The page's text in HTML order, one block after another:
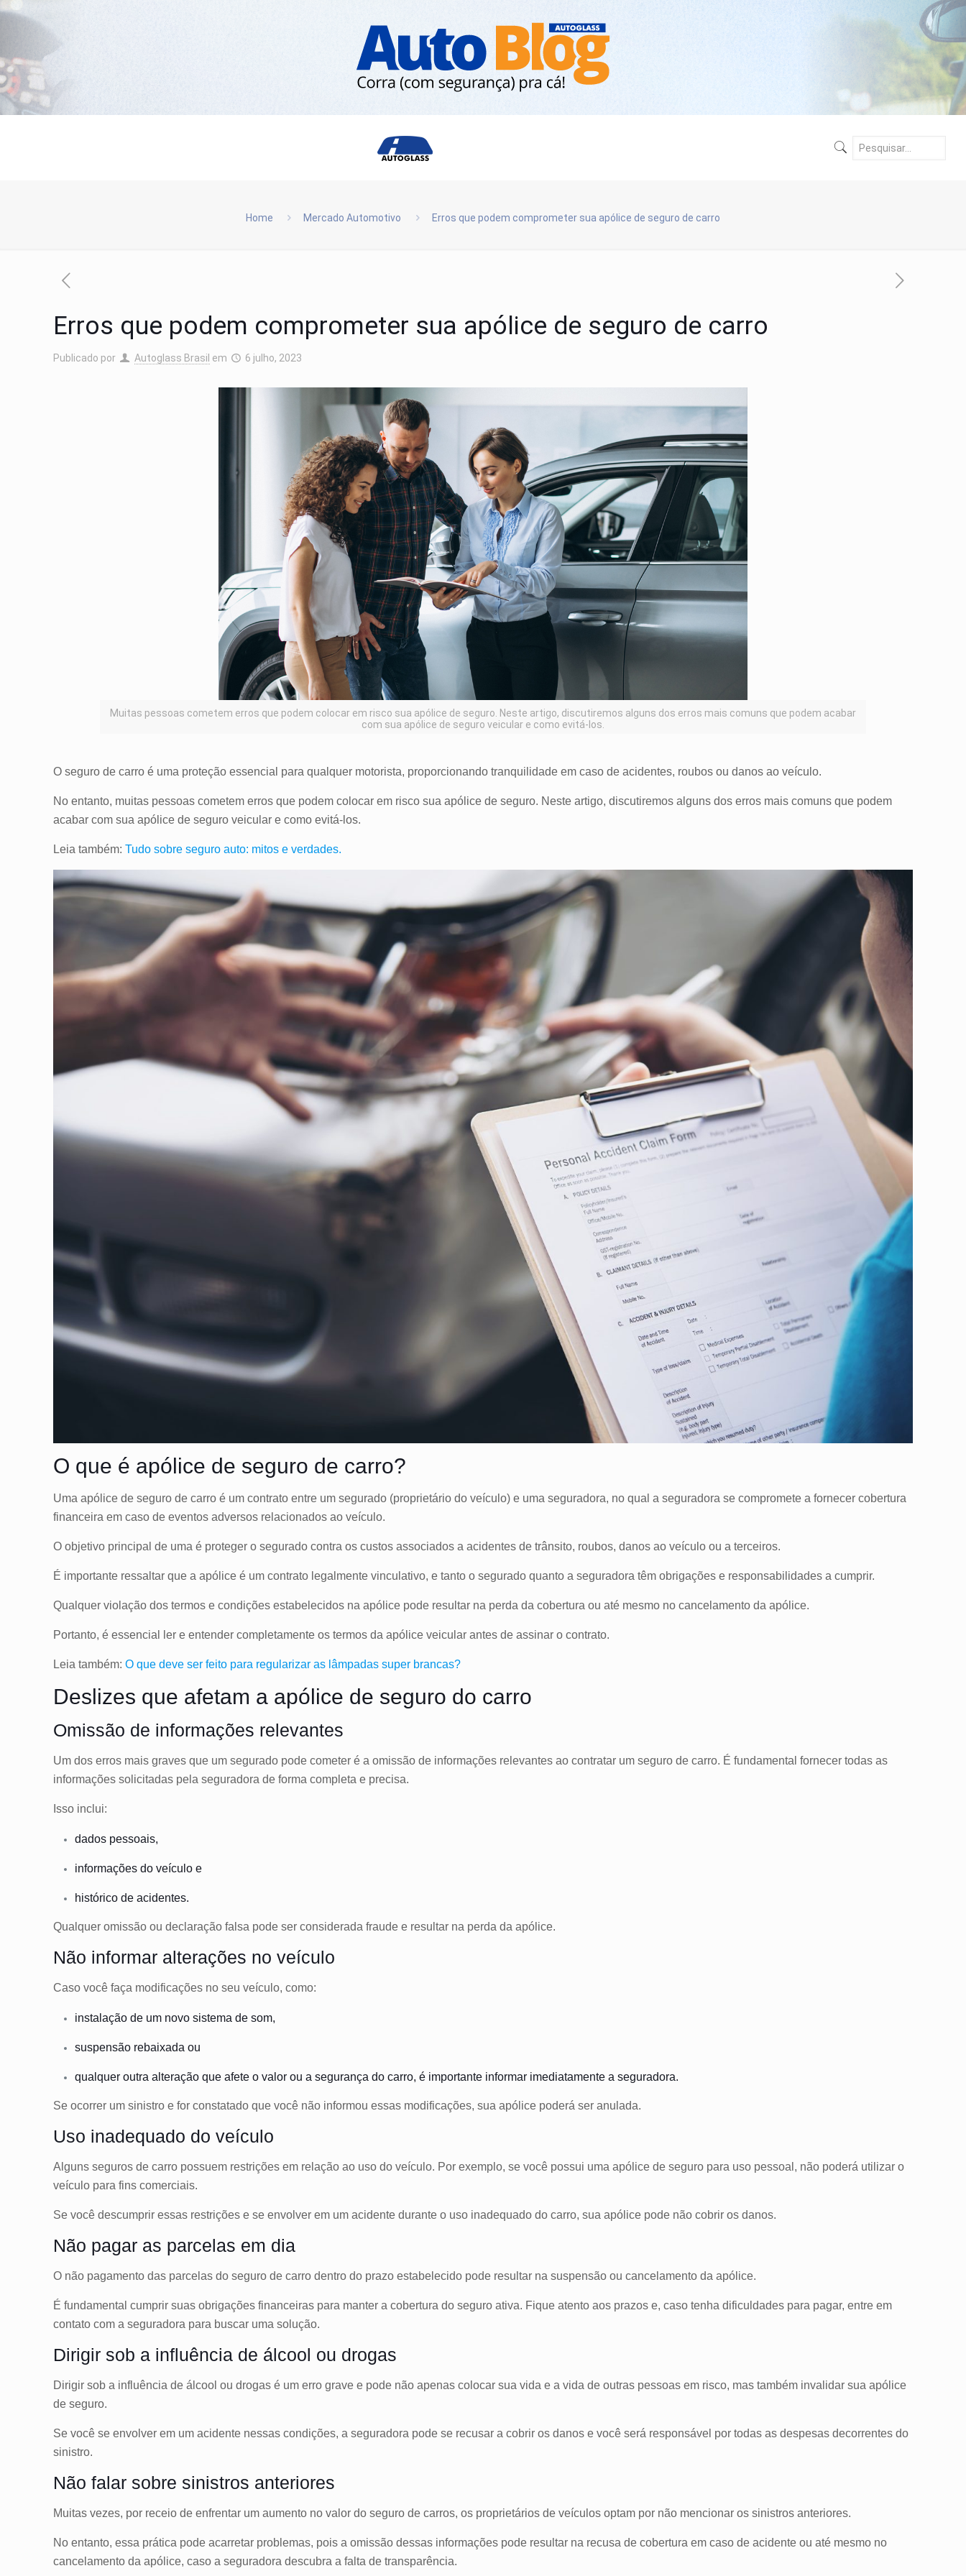
Home Mercado Automotivo Erros que podem comprometer sua apólice de seguro de carro
Erros que podem comprometer sua apólice de seguro de carro
Publicado por Autoglass Brasil em 6 julho, 2023
Muitas pessoas cometem erros que podem colocar em risco sua apólice de seguro. Neste artigo, discutiremos alguns dos erros mais comuns que podem acabar
com sua apólice de seguro veicular e como evitá-los.
O seguro de carro é uma proteção essencial para qualquer motorista, proporcionando tranquilidade em caso de acidentes, roubos ou danos ao veículo.
No entanto, muitas pessoas cometem erros que podem colocar em risco sua apólice de seguro. Neste artigo, discutiremos alguns dos erros mais comuns que podem
acabar com sua apólice de seguro veicular e como evitá-los.
Leia também:Tudo sobre seguro auto: mitos e verdades.
O que é apólice de seguro de carro?
Uma apólice de seguro de carro é um contrato entre um segurado (proprietário do veículo) e uma seguradora, no qual a seguradora se compromete a fornecer cobertura
financeira em caso de eventos adversos relacionados ao veículo.
O objetivo principal de uma é proteger o segurado contra os custos associados a acidentes de trânsito, roubos, danos ao veículo ou a terceiros.
É importante ressaltar que a apólice é um contrato legalmente vinculativo, e tanto o segurado quanto a seguradora têm obrigações e responsabilidades a cumprir.
Qualquer violação dos termos e condições estabelecidos na apólice pode resultar na perda da cobertura ou até mesmo no cancelamento da apólice.
Portanto, é essencial ler e entender completamente os termos da apólice veicular antes de assinar o contrato.
Leia também:O que deve ser feito para regularizar as lâmpadas super brancas?
Deslizes que afetam a apólice de seguro do carro
Omissão de informações relevantes
Um dos erros mais graves que um segurado pode cometer é a omissão de informações relevantes ao contratar um seguro de carro. É fundamental fornecer todas as
informações solicitadas pela seguradora de forma completa e precisa.
Isso inclui:
dados pessoais,
informações do veículo e
histórico de acidentes.
Qualquer omissão ou declaração falsa pode ser considerada fraude e resultar na perda da apólice.
Não informar alterações no veículo
Caso você faça modificações no seu veículo, como:
instalação de um novosistema de som,
suspensão rebaixada ou
qualquer outra alteração que afete o valor ou a segurança do carro, é importante informar imediatamente a seguradora.
Se ocorrer um sinistro e for constatado que você não informou essas modificações, sua apólice poderá ser anulada.
Uso inadequado do veículo
Alguns seguros de carro possuem restrições em relação ao uso do veículo. Por exemplo, se você possui uma apólice de seguro para uso pessoal, não poderá utilizar o
veículo para fins comerciais.
Se você descumprir essas restrições e se envolver em um acidente durante o uso inadequado do carro, sua apólice pode não cobrir os danos.
Não pagar as parcelas em dia
O não pagamento das parcelas do seguro de carro dentro do prazo estabelecido pode resultar na suspensão ou cancelamento da apólice.
É fundamental cumprir suas obrigações financeiras para manter a cobertura do seguro ativa. Fique atento aos prazos e, caso tenha dificuldades para pagar, entre em
contato com a seguradora para buscar uma solução.
Dirigir sob a influência de álcool ou drogas
Dirigir sob a influência de álcool ou drogas é um erro grave e pode não apenas colocar sua vida e a vida de outras pessoas em risco, mas também invalidar sua apólice
de seguro.
Se você se envolver em um acidente nessas condições, a seguradora pode se recusar a cobrir os danos e você será responsável por todas as despesas decorrentes do
sinistro.
Não falar sobre sinistros anteriores
Muitas vezes, por receio de enfrentar um aumento no valor do seguro de carros, os proprietários de veículos optam por não mencionar os sinistros anteriores.
No entanto, essa prática pode acarretar problemas, pois a omissão dessas informações pode resultar na recusa de cobertura em caso de acidente ou até mesmo no
cancelamento da apólice, caso a seguradora descubra a falta de transparência.